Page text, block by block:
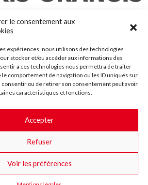
le consentement aux
expériences, nous utilisons des technologies
stocker et/ou accéder aux informations des
à ces technologies nous permettra de traiter
comportement de navigation ou les ID uniques sur
consentir ou de retirer son consentement peut avoir
caractéristiques et fonctions.
Accepter
Refuser
Voir les préférences
Ris-Orangis
@2022 — Tous droits réservés
Plan du site
Contact
Accessibilité
Crédits
Les marchés publics
& Améliorations
Facebook
InstaTwitterYoutube